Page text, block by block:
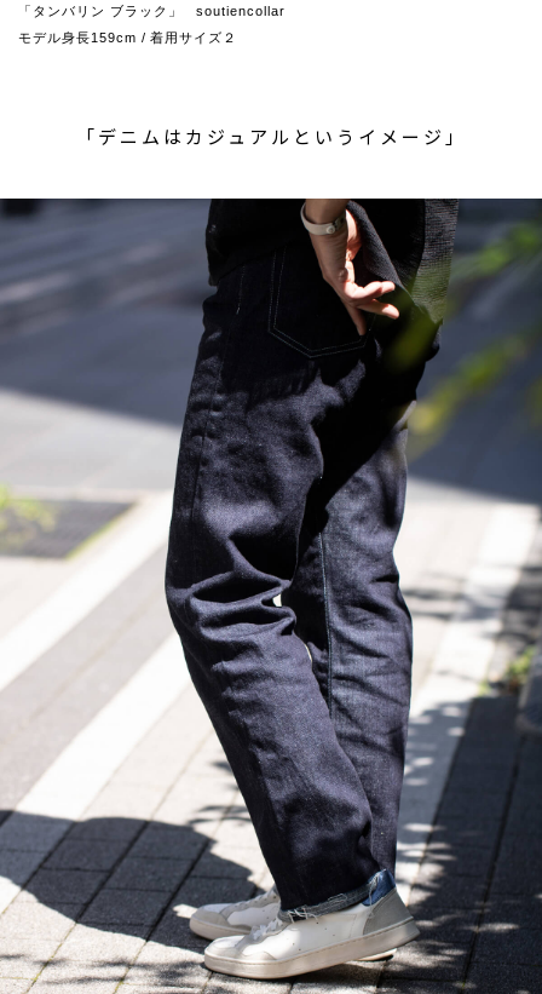
「タンバリン ブラック」 soutiencollar
モデル身長159cm / 着用サイズ２
「デニムはカジュアルというイメージ」